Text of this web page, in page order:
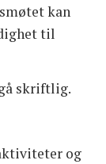
kan
til
skriftlig.
og